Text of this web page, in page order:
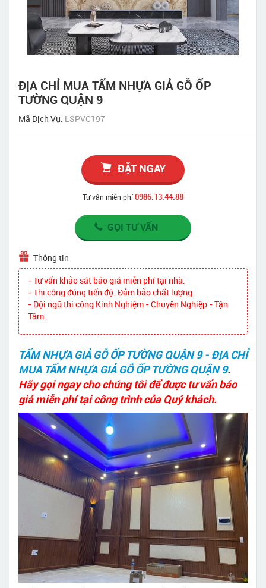
ĐỊA CHỈ MUA TẤM NHỰA GIẢ GỖ ỐP
TƯỜNG QUẬN 9
Mã Dịch Vụ: LSPVC197
ĐẶT NGAY
Tư vấn miễn phí0986.13.44.88
GỌI TƯ VẤN
Thông tin
- Tư vấn khảo sát báo giá miễn phí tại nhà.
- Thi công đúng tiến độ. Đảm bảo chất lượng.
- Đội ngũ thi công Kinh Nghiệm - Chuyên Nghiệp - Tận
Tâm.
TẤM NHỰA GIẢ GỖ ỐP TƯỜNG QUẬN 9 - ĐỊA CHỈ
MUA TẤM NHỰA GIẢ GỖ ỐP TƯỜNG QUẬN 9.
Hãy gọi ngay cho chúng tôi để được tư vấn báo
giá miễn phí tại công trình của Quý khách.